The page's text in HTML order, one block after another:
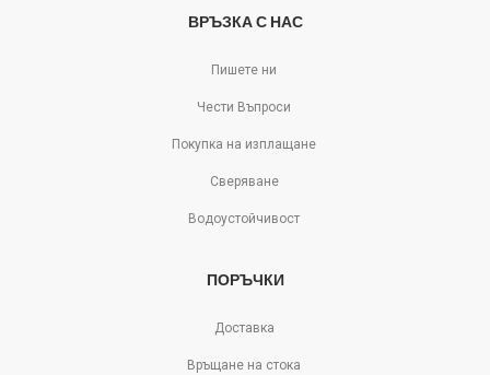
ВРЪЗКА С НАС
Пишете ни
Чести Въпроси
Покупка на изплащане
Сверяване
Водоустойчивост
ПОРЪЧКИ
Доставка
Връщане на стока